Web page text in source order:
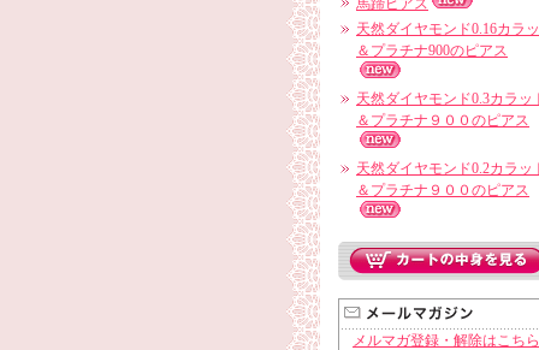
馬蹄ピアス
天然ダイヤモンド0.16カラ
＆プラチナ900のピアス
天然ダイヤモンド0.3カラッ
＆プラチナ９００のピアス
天然ダイヤモンド0.2カラッ
＆プラチナ９００のピアス
メルマガ登録・解除はこちら